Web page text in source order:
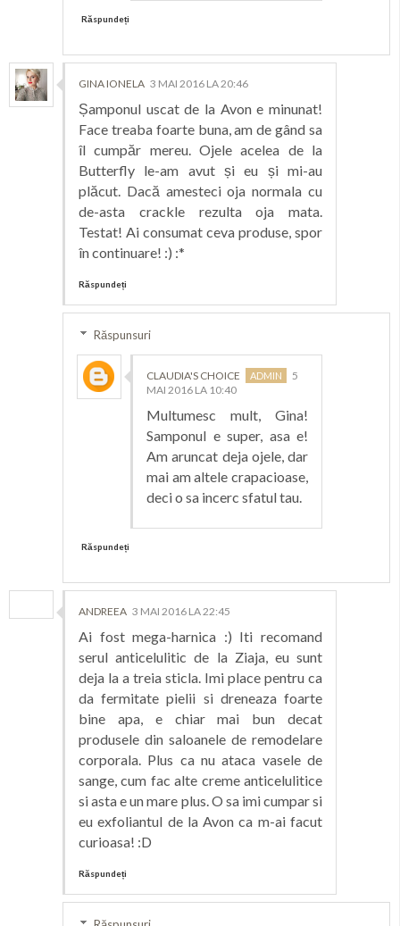
Răspundeți
GINA IONELA 3 MAI 2016 LA 20:46
Șamponul uscat de la Avon e minunat!
Face treaba foarte buna, am de gând sa
îl cumpăr mereu. Ojele acelea de la
Butterfly le-am avut și eu și mi-au
plăcut. Dacă amesteci oja normala cu
de-asta crackle rezulta oja mata.
Testat! Ai consumat ceva produse, spor
în continuare! :) :*
Răspundeți
Răspunsuri
CLAUDIA'S CHOICE
5
MAI 2016 LA 10:40
Multumesc mult, Gina!
Samponul e super, asa e!
Am aruncat deja ojele, dar
mai am altele crapacioase,
deci o sa incerc sfatul tau.
Răspundeți
ANDREEA 3 MAI 2016 LA 22:45
Ai fost mega-harnica :) Iti recomand
serul anticelulitic de la Ziaja, eu sunt
deja la a treia sticla. Imi place pentru ca
da fermitate pielii si dreneaza foarte
bine apa, e chiar mai bun decat
produsele din saloanele de remodelare
corporala. Plus ca nu ataca vasele de
sange, cum fac alte creme anticelulitice
si asta e un mare plus. O sa imi cumpar si
eu exfoliantul de la Avon ca m-ai facut
curioasa! :D
Răspundeți